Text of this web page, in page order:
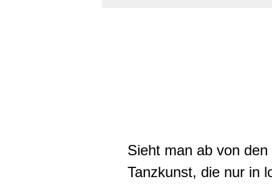
Sieht man ab von
Tanzkunst, die nur in